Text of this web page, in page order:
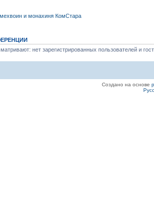
и монахиня КомСтара
нет зарегистрированных пользователей и
Создано на основе